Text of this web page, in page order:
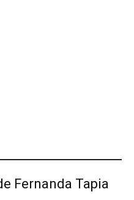
Fernanda Tapia